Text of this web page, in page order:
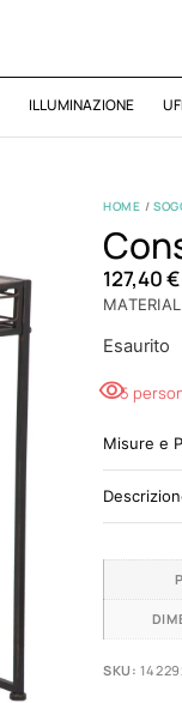
ILLUMINAZIONE
HOME /
127,40€
Esaurito
5
Misure e
SKU: